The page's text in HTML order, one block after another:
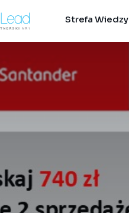
Strefa Wiedzy